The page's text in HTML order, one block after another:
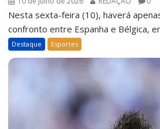
Nesta sexta-feira (10), haverá
confronto entre Espanha e Bélgica,
Destaque Esportes